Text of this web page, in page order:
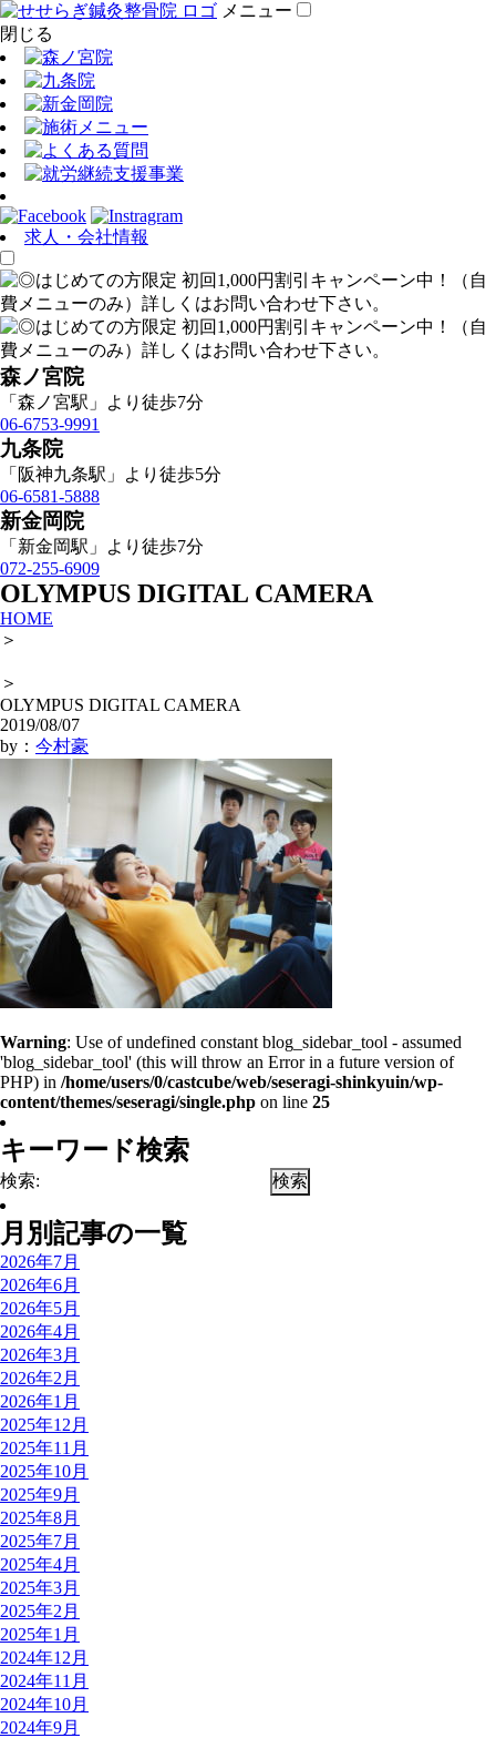
メニュー
閉じる
求人・会社情報
森ノ宮院
「森ノ宮駅」より徒歩7分
06-6753-9991
九条院
「阪神九条駅」より徒歩5分
06-6581-5888
新金岡院
「新金岡駅」より徒歩7分
072-255-6909
OLYMPUS DIGITAL CAMERA
HOME
＞
＞
OLYMPUS DIGITAL CAMERA
2019/08/07
by： 今村豪
Warning: Use of undefined constant blog_sidebar_tool - assumed
'blog_sidebar_tool' (this will throw an Error in a future version of
PHP) in /home/users/0/castcube/web/seseragi-shinkyuin/wp-
content/themes/seseragi/single.php on line 25
キーワード検索
検索:
月別記事の一覧
2026年7月
2026年6月
2026年5月
2026年4月
2026年3月
2026年2月
2026年1月
2025年12月
2025年11月
2025年10月
2025年9月
2025年8月
2025年7月
2025年4月
2025年3月
2025年2月
2025年1月
2024年12月
2024年11月
2024年10月
2024年9月